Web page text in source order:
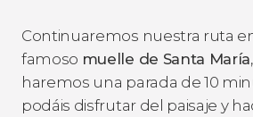
Continuaremos nuestra ruta
famoso muelle de Santa María
haremos una parada de 10
podáis disfrutar del paisaje y